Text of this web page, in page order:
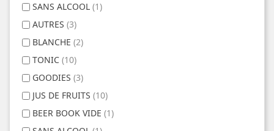
SANS ALCOOL (1)
AUTRES (3)
BLANCHE (2)
TONIC (10)
GOODIES (3)
JUS DE FRUITS (10)
BEER BOOK VIDE (1)